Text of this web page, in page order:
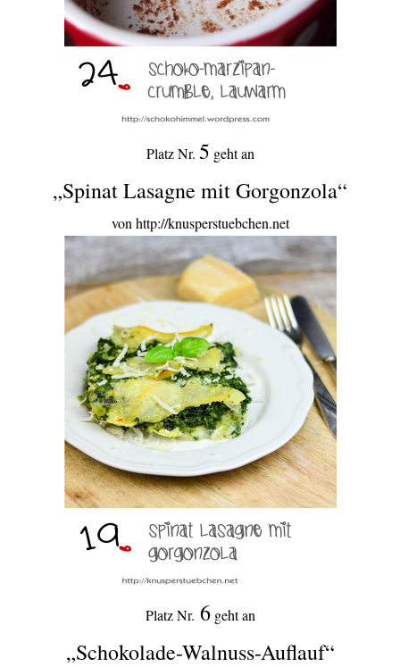
Platz Nr. 5 geht an
„Spinat Lasagne mit Gorgonzola“
von http://knusperstuebchen.net
Platz Nr. 6geht an
„Schokolade-Walnuss-Auflauf“